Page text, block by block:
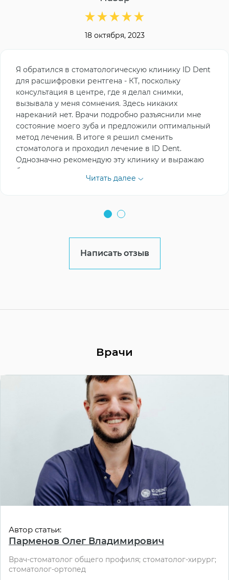
18 октября, 2023
Я обратился в стоматологическую клинику ID Dent
для расшифровки рентгена - КТ, поскольку
консультация в центре, где я делал снимки,
вызывала у меня сомнения. Здесь никаких
нареканий нет. Врачи подробно разъяснили мне
состояние моего зуба и предложили оптимальный
метод лечения. В итоге я решил сменить
стоматолога и проходил лечение в ID Dent.
Однозначно рекомендую эту клинику и выражаю
благодарность всей команде, которая занималась
Читать далее
Написать отзыв
Врачи
Автор статьи:
Парменов Олег Владимирович
Врач-стоматолог общего профиля; стоматолог-хирург;
стоматолог-ортопед